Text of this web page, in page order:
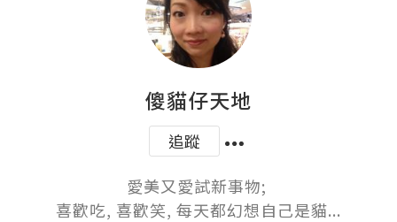
傻貓仔天地
追蹤
愛美又愛試新事物;
喜歡吃, 喜歡笑, 每天都幻想自己是貓...